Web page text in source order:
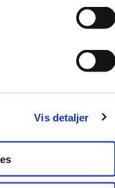
Vis detaljer